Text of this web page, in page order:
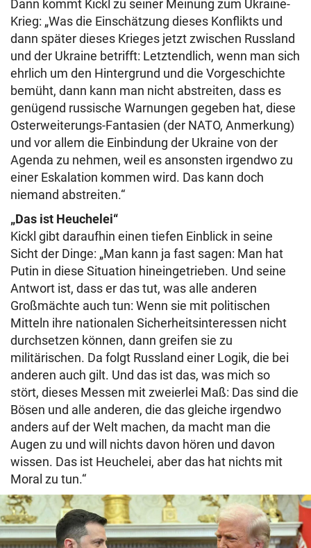
Dann kommt Kickl zu seiner Meinung zum Ukraine-
Krieg: „Was die Einschätzung dieses Konflikts und
dann später dieses Krieges jetzt zwischen Russland
und der Ukraine betrifft: Letztendlich, wenn man sich
ehrlich um den Hintergrund und die Vorgeschichte
bemüht, dann kann man nicht abstreiten, dass es
genügend russische Warnungen gegeben hat, diese
Osterweiterungs-Fantasien (der NATO, Anmerkung)
und vor allem die Einbindung der Ukraine von der
Agenda zu nehmen, weil es ansonsten irgendwo zu
einer Eskalation kommen wird. Das kann doch
niemand abstreiten.“
„Das ist Heuchelei“
Kickl gibt daraufhin einen tiefen Einblick in seine
Sicht der Dinge: „Man kann ja fast sagen: Man hat
Putin in diese Situation hineingetrieben. Und seine
Antwort ist, dass er das tut, was alle anderen
Großmächte auch tun: Wenn sie mit politischen
Mitteln ihre nationalen Sicherheitsinteressen nicht
durchsetzen können, dann greifen sie zu
militärischen. Da folgt Russland einer Logik, die bei
anderen auch gilt. Und das ist das, was mich so
stört, dieses Messen mit zweierlei Maß: Das sind die
Bösen und alle anderen, die das gleiche irgendwo
anders auf der Welt machen, da macht man die
Augen zu und will nichts davon hören und davon
wissen. Das ist Heuchelei, aber das hat nichts mit
Moral zu tun.“